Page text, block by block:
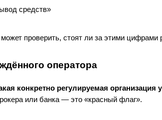
средств»
проверить, стоят ли за этими цифрами
оператора
конкретно регулируемая
или банка — это «красный флаг».